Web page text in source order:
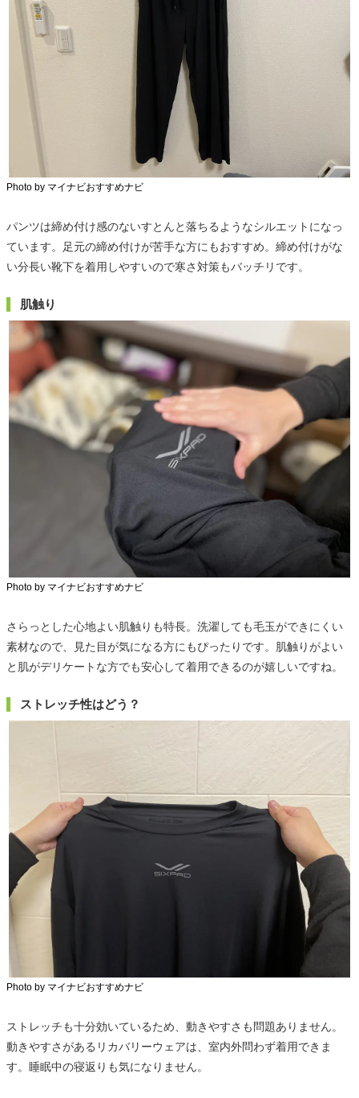
Photo by マイナビおすすめナビ
パンツは締め付け感のないすとんと落ちるようなシルエットになっ
ています。足元の締め付けが苦手な方にもおすすめ。締め付けがな
い分長い靴下を着用しやすいので寒さ対策もバッチリです。
肌触り
Photo by マイナビおすすめナビ
さらっとした心地よい肌触りも特長。洗濯しても毛玉ができにくい
素材なので、見た目が気になる方にもぴったりです。肌触りがよい
と肌がデリケートな方でも安心して着用できるのが嬉しいですね。
ストレッチ性はどう？
Photo by マイナビおすすめナビ
ストレッチも十分効いているため、動きやすさも問題ありません。
動きやすさがあるリカバリーウェアは、室内外問わず着用できま
す。睡眠中の寝返りも気になりません。